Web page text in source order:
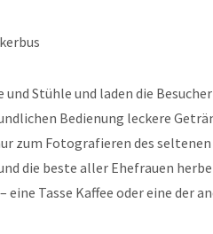
und Stühle und laden die
Bedienung leckere
zum Fotografieren des
die beste aller Ehefrauen
eine Tasse Kaffee oder eine der